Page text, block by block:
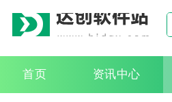
首页 资讯中心